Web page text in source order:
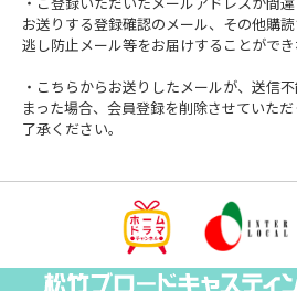
お送りする登録確認のメール、その他購
逃し防止メール等をお届けすることができ
・こちらからお送りしたメールが、送信
まった場合、会員登録を削除させていた
了承ください。